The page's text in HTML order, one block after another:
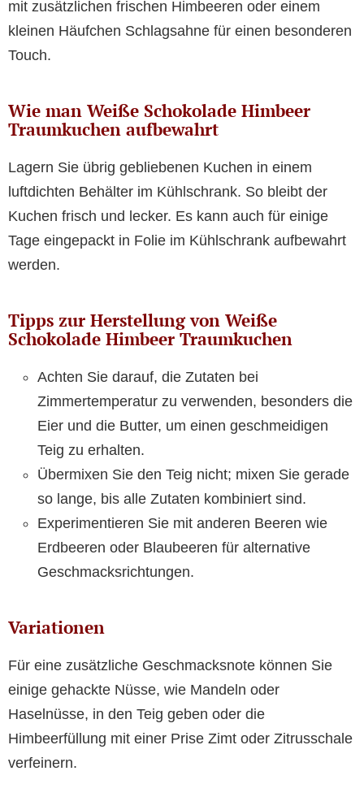
mit zusätzlichen frischen Himbeeren oder einem
kleinen Häufchen Schlagsahne für einen besonderen
Touch.
Wie man Weiße Schokolade Himbeer
Traumkuchen aufbewahrt
Lagern Sie übrig gebliebenen Kuchen in einem
luftdichten Behälter im Kühlschrank. So bleibt der
Kuchen frisch und lecker. Es kann auch für einige
Tage eingepackt in Folie im Kühlschrank aufbewahrt
werden.
Tipps zur Herstellung von Weiße
Schokolade Himbeer Traumkuchen
Achten Sie darauf, die Zutaten bei
Zimmertemperatur zu verwenden, besonders die
Eier und die Butter, um einen geschmeidigen
Teig zu erhalten.
Übermixen Sie den Teig nicht; mixen Sie gerade
so lange, bis alle Zutaten kombiniert sind.
Experimentieren Sie mit anderen Beeren wie
Erdbeeren oder Blaubeeren für alternative
Geschmacksrichtungen.
Variationen
Für eine zusätzliche Geschmacksnote können Sie
einige gehackte Nüsse, wie Mandeln oder
Haselnüsse, in den Teig geben oder die
Himbeerfüllung mit einer Prise Zimt oder Zitrusschale
verfeinern.